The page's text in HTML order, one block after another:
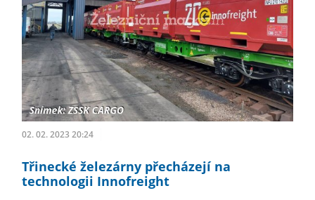
02. 02. 2023 20:24
Třinecké železárny přecházejí na
technologii Innofreight